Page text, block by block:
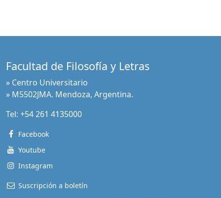
Facultad de Filosofía y Letras
» Centro Universitario
» M5502JMA. Mendoza, Argentina.
Tel: +54 261 4135000
Facebook
Youtube
Instagram
Suscripción a boletín